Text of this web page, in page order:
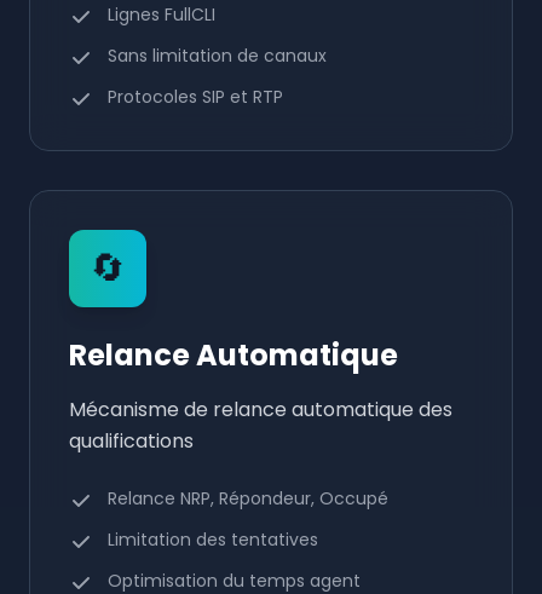
Lignes FullCLI
Sans limitation de canaux
Protocoles SIP et RTP
🔄
Relance Automatique
Mécanisme de relance automatique des
qualifications
Relance NRP, Répondeur, Occupé
Limitation des tentatives
Optimisation du temps agent